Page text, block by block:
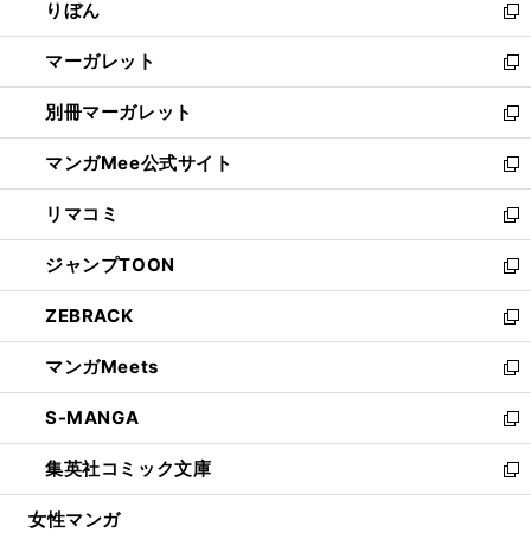
く
で
開
く
ド
ウ
で
開
く
ィ
ン
ド
ウ
で
開
く
りぼん
新
し
い
ウ
ィ
ン
ド
ウ
で
開
く
マーガレット
新
し
い
ウ
ィ
ン
ド
ウ
で
開
く
別冊マーガレット
新
し
い
ウ
ィ
ン
ド
ウ
で
開
く
マンガMee公式サイト
新
し
い
ウ
ィ
ン
ド
ウ
で
開
く
リマコミ
新
し
い
ウ
ィ
ン
ド
ウ
で
開
く
ジャンプTOON
新
し
い
ウ
ィ
ン
ド
ウ
で
開
ZEBRACK
新
し
い
ウ
ィ
ン
ド
ウ
マンガMeets
新
し
い
ウ
ィ
ン
S-MANGA
新
し
い
ウ
集英社コミック文庫
新
し
女性マンガ